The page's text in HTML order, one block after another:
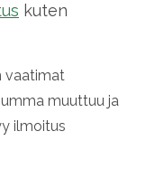
kuten
vaatimat
muuttuu ja
ilmoitus